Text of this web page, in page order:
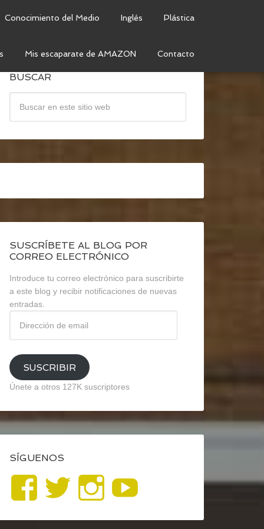
Conocimiento del Medio Inglés Plástica
Mis escaparate de AMAZON Contacto
BUSCAR
SUSCRÍBETE AL BLOG POR
CORREO ELECTRÓNICO
Introduce tu correo electrónico para suscribirte
a este blog y recibir notificaciones de nuevas
entradas.
email
SUSCRIBIR
Únete a otros 127K suscriptores
SÍGUENOS
Ver
perfil
Ver
perfil
Ver
perfil
YouTube